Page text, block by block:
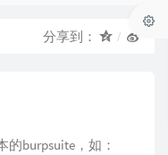
分享到：
burpsuite，如：